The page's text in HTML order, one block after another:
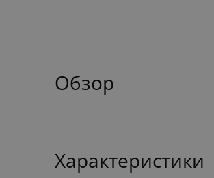
Обзор
Характеристики